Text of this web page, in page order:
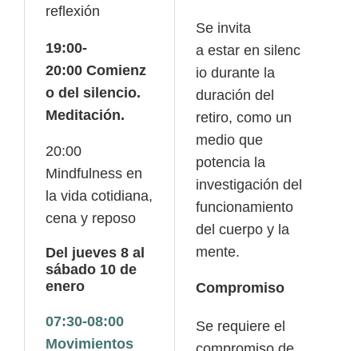
reflexión
19:00-
20:00 Comienz
o del silencio.
Meditación.
20:00
Mindfulness en
la vida cotidiana,
cena y reposo
Del jueves 8 al
sábado 10 de
enero
07:30-08:00
Movimientos
Se invita
a estar en silenc
io durante la
duración del
retiro, como un
medio que
potencia la
investigación del
funcionamiento
del cuerpo y la
mente.
Compromiso
Se requiere el